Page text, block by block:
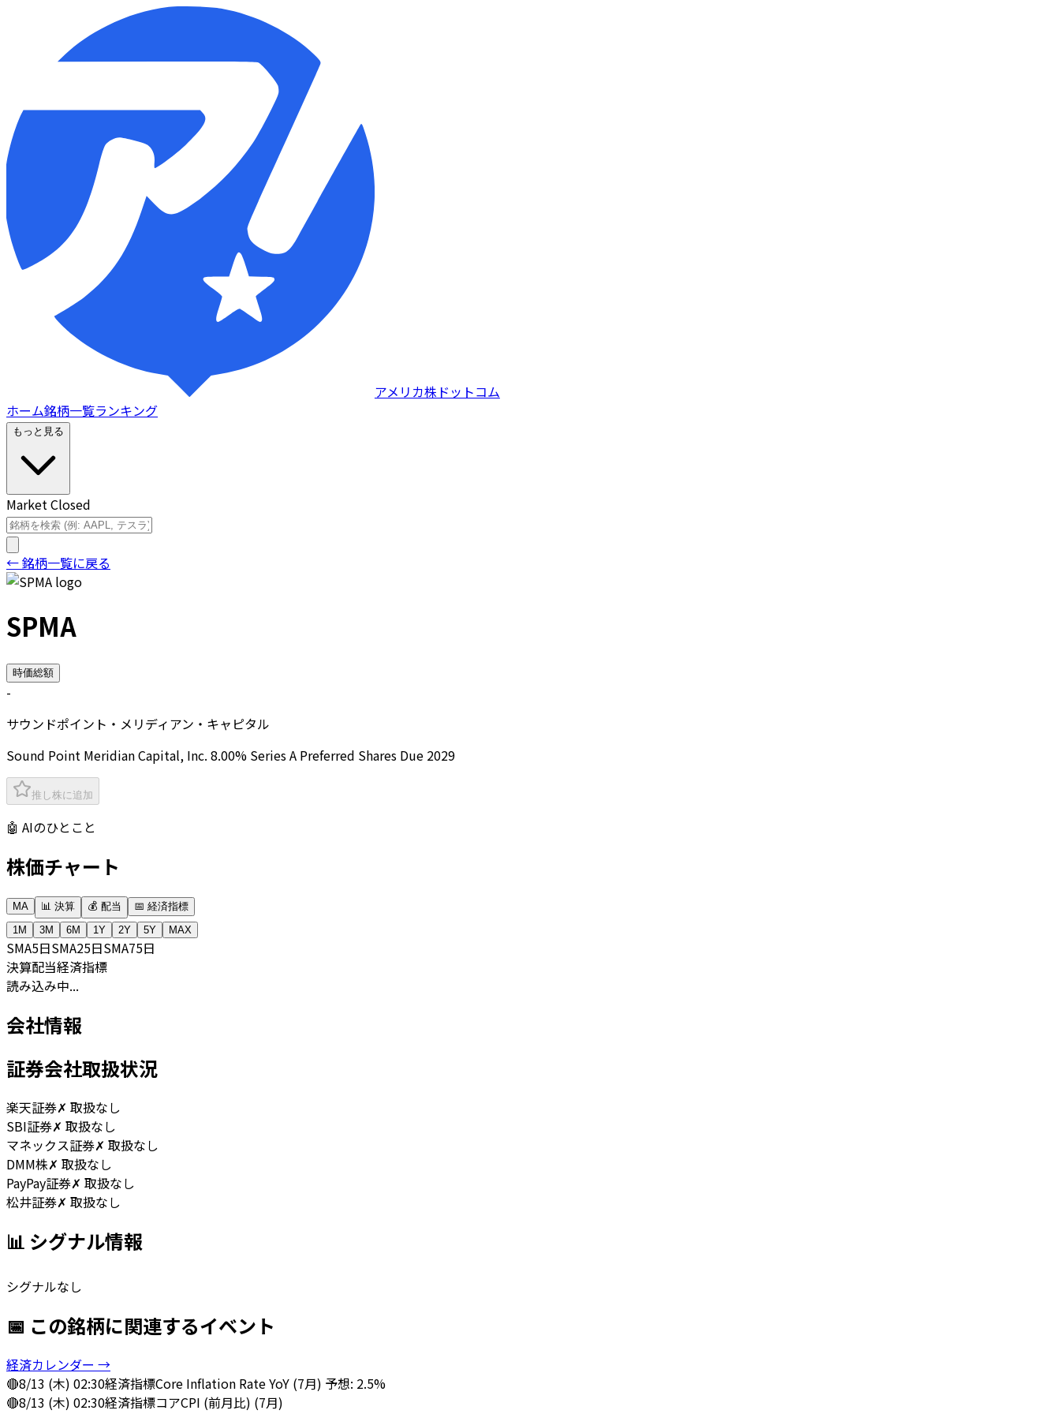
アメリカ株ドットコム
ホーム銘柄一覧ランキング
もっと見る
Market Closed
← 銘柄一覧に戻る
SPMA
時価総額
-
サウンドポイント・メリディアン・キャピタル
Sound Point Meridian Capital, Inc. 8.00% Series A Preferred Shares Due 2029
推し株に追加
🤖 AIのひとこと
株価チャート
MA 📊 決算 💰 配当
📅 経済指標
1M
3M 6M 1Y 2Y 5Y MAX
SMA5日SMA25日SMA75日
決算配当経済指標
読み込み中...
会社情報
証券会社取扱状況
楽天証券✗ 取扱なし
SBI証券✗ 取扱なし
マネックス証券✗ 取扱なし
DMM株✗ 取扱なし
PayPay証券✗ 取扱なし
松井証券✗ 取扱なし
📊 シグナル情報
シグナルなし
📅 この銘柄に関連するイベント
経済カレンダー →
🔴8/13 (木) 02:30経済指標Core Inflation Rate YoY (7月) 予想: 2.5%
🔴8/13 (木) 02:30経済指標コアCPI (前月比) (7月)